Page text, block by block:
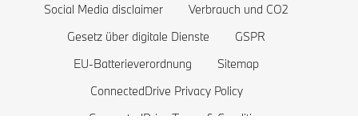
BMW 1er
Die BMW X1 familie
BMW Elektrofahrzeuge
Social Media disclaimer
Verbrauch und CO2
Gesetz über digitale Dienste
GSPR
EU-Batterieverordnung
Sitemap
ConnectedDrive Privacy Policy
ConnectedDrive Terms & Conditions